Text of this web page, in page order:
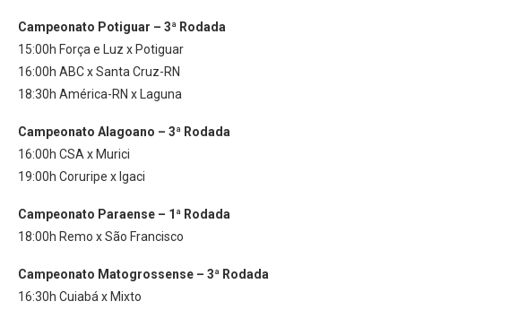
Campeonato Potiguar – 3ª Rodada
15:00h Força e Luz x Potiguar
16:00h ABC x Santa Cruz-RN
18:30h América-RN x Laguna
Campeonato Alagoano – 3ª Rodada
16:00h CSA x Murici
19:00h Coruripe x Igaci
Campeonato Paraense – 1ª Rodada
18:00h Remo x São Francisco
Campeonato Matogrossense – 3ª Rodada
16:30h Cuiabá x Mixto